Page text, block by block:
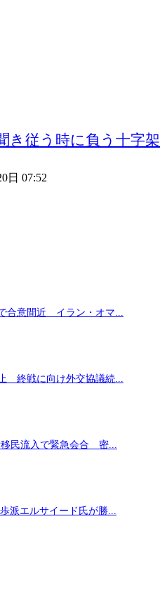
き従う時に負う十字架
日 07:52
合意間近 イラン・オマ...
終戦に向け外交協議続...
民流入で緊急会合 密...
派エルサイード氏が勝...